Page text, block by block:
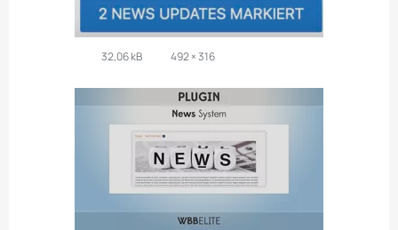
32,06 kB 492 × 316